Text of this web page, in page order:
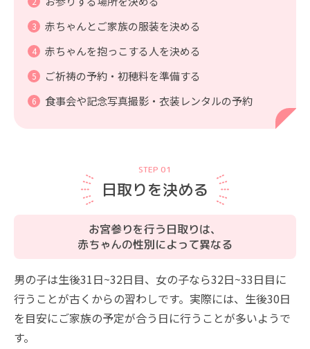
赤ちゃんとご家族の服装を決める
赤ちゃんを抱っこする人を決める
ご祈祷の予約・初穂料を準備する
食事会や記念写真撮影・衣装レンタルの予約
STEP 01
日取りを決める
お宮参りを行う日取りは、
赤ちゃんの性別によって異なる
男の子は生後31日~32日目、女の子なら32日~33日目に
行うことが古くからの習わしです。実際には、生後30日
を目安にご家族の予定が合う日に行うことが多いようで
す。